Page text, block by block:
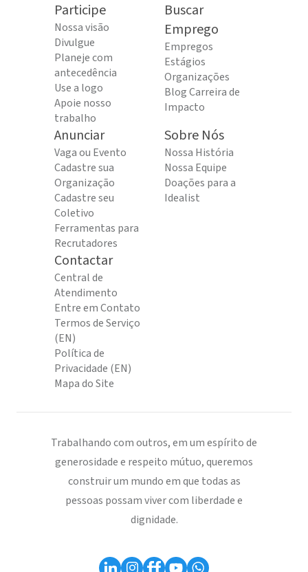
Participe
Nossa visão
Divulgue
Planeje com
antecedência
Use a logo
Apoie nosso
trabalho
Buscar
Emprego
Empregos
Estágios
Organizações
Blog Carreira de
Impacto
Anunciar
Vaga ou Evento
Cadastre sua
Organização
Cadastre seu
Coletivo
Ferramentas para
Recrutadores
Sobre Nós
Nossa História
Nossa Equipe
Doações para a
Idealist
Contactar
Central de
Atendimento
Entre em Contato
Termos de Serviço
(EN)
Política de
Privacidade (EN)
Mapa do Site
Trabalhando com outros, em um espírito de
generosidade e respeito mútuo, queremos
construir um mundo em que todas as
pessoas possam viver com liberdade e
dignidade.